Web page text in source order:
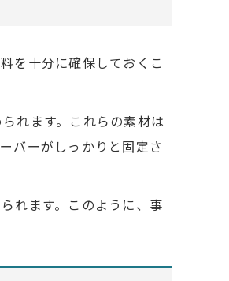
を十分に確保しておくこ
れます。これらの素材は
バーがしっかりと固定さ
れます。このように、事